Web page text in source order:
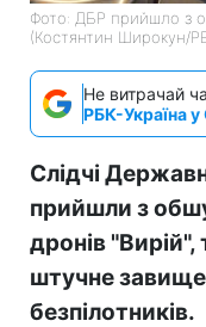
Фото: ДБР прийшло з
(Костянтин Широкун/
Не витрачай
РБК-Україна у
Слідчі
прийшли з
дронів
штучне
безпілотників.